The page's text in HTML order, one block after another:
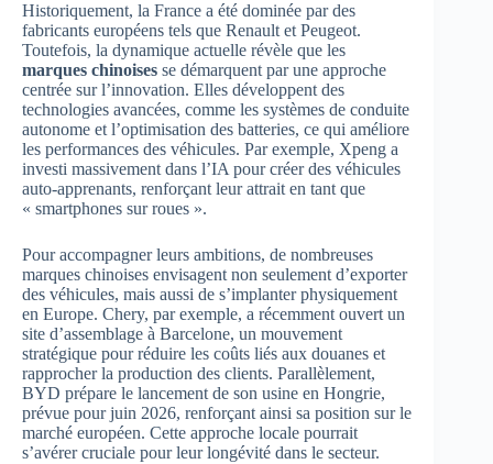
Historiquement, la France a été dominée par des
fabricants européens tels que Renault et Peugeot.
Toutefois, la dynamique actuelle révèle que les
marques chinoises se démarquent par une approche
centrée sur l’innovation. Elles développent des
technologies avancées, comme les systèmes de conduite
autonome et l’optimisation des batteries, ce qui améliore
les performances des véhicules. Par exemple, Xpeng a
investi massivement dans l’IA pour créer des véhicules
auto-apprenants, renforçant leur attrait en tant que
« smartphones sur roues ».
Pour accompagner leurs ambitions, de nombreuses
marques chinoises envisagent non seulement d’exporter
des véhicules, mais aussi de s’implanter physiquement
en Europe. Chery, par exemple, a récemment ouvert un
site d’assemblage à Barcelone, un mouvement
stratégique pour réduire les coûts liés aux douanes et
rapprocher la production des clients. Parallèlement,
BYD prépare le lancement de son usine en Hongrie,
prévue pour juin 2026, renforçant ainsi sa position sur le
marché européen. Cette approche locale pourrait
s’avérer cruciale pour leur longévité dans le secteur.